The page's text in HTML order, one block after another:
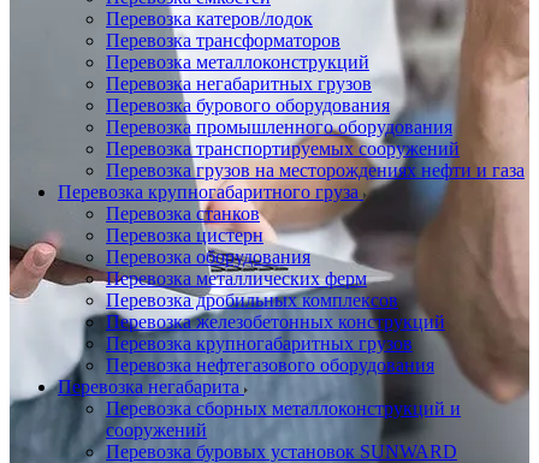
Перевозка катеров/лодок
Перевозка трансформаторов
Перевозка металлоконструкций
Перевозка негабаритных грузов
Перевозка бурового оборудования
Перевозка промышленного оборудования
Перевозка транспортируемых сооружений
Перевозка грузов на месторождениях нефти и газа
Перевозка крупногабаритного груза
Перевозка станков
Перевозка цистерн
Перевозка оборудования
Перевозка металлических ферм
Перевозка дробильных комплексов
Перевозка железобетонных конструкций
Перевозка крупногабаритных грузов
Перевозка нефтегазового оборудования
Перевозка негабарита
Перевозка сборных металлоконструкций и
сооружений
Перевозка буровых установок SUNWARD